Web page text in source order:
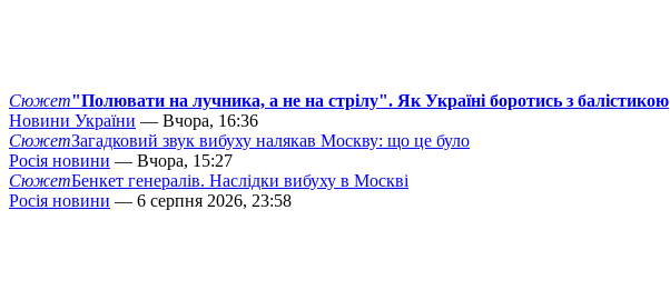
Сюжет"Полювати на лучника, а не на стрілу". Як Україні боротись з балістикою
Новини України — Вчора, 16:36
СюжетЗагадковий звук вибуху налякав Москву: що це було
Росія новини — Вчора, 15:27
СюжетБенкет генералів. Наслідки вибуху в Москві
Росія новини — 6 серпня 2026, 23:58